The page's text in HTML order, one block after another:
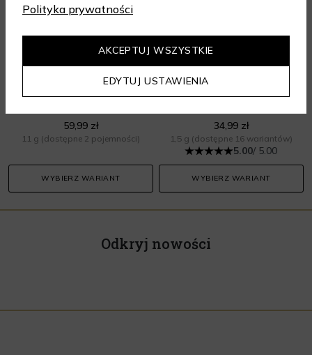
59,99 zł
11 g (dostępne 2 pojemności)
WYBIERZ WARIANT
34,99 zł
1,5 g (dostępne 16 wariantów)
5.00/ 5.00
WYBIERZ WARIANT
Odkryj nowości
Polityka prywatności
EDYTUJ USTAWIENIA
AKCEPTUJ WSZYSTKIE